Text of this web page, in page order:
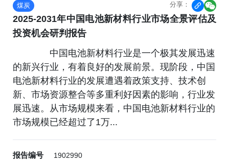
煤炭 分享：  
2025-2031年中国电池新材料行业市场全景评估及
投资机会研判报告
中国电池新材料行业是一个极其发展迅速
的新兴行业，有着良好的发展前景。现阶段，中国
电池新材料行业的发展遭遇着政策支持、技术创
新、市场资源整合等多重利好因素的影响，行业发
展迅速。从市场规模来看，中国电池新材料行业的
市场规模已经超过了1万...
报告编号 1902990